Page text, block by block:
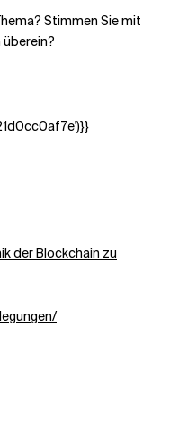
Stimmen Sie mit
der Blockchain zu